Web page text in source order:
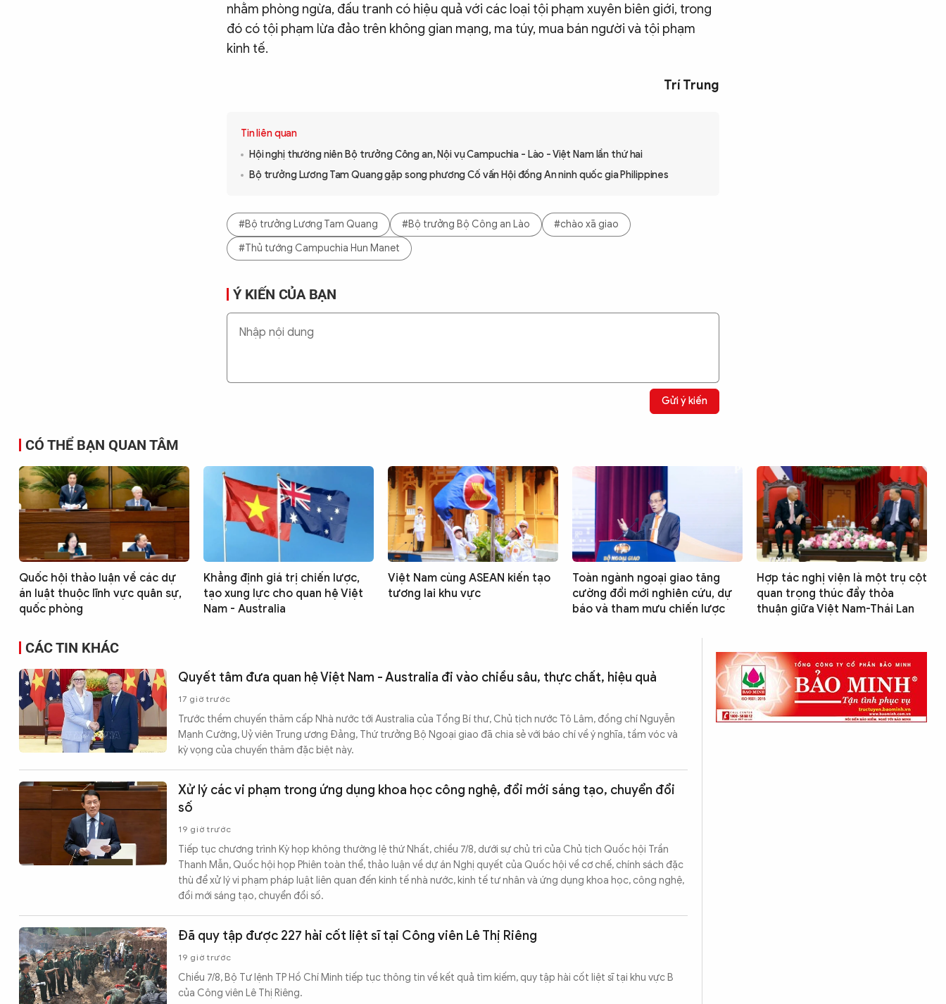
nhằm phòng ngừa, đấu tranh có hiệu quả với các loại tội phạm xuyên biên giới, trong
đó có tội phạm lừa đảo trên không gian mạng, ma túy, mua bán người và tội phạm
kinh tế.
Trí Trung
Tin liên quan
Hội nghị thường niên Bộ trưởng Công an, Nội vụ Campuchia - Lào - Việt Nam lần thứ hai
Bộ trưởng Lương Tam Quang gặp song phương Cố vấn Hội đồng An ninh quốc gia Philippines
#Bộ trưởng Lương Tam Quang #Bộ trưởng Bộ Công an Lào
#chào xã giao
#Thủ tướng Campuchia Hun Manet
Ý KIẾN CỦA BẠN
Gửi ý kiến
CÓ THỂ BẠN QUAN TÂM
Quốc hội thảo luận về các dự
án luật thuộc lĩnh vực quân sự,
quốc phòng
Khẳng định giá trị chiến lược,
tạo xung lực cho quan hệ Việt
Nam - Australia
Việt Nam cùng ASEAN kiến tạo
tương lai khu vực
Toàn ngành ngoại giao tăng
cường đổi mới nghiên cứu, dự
báo và tham mưu chiến lược
Hợp tác nghị viện là một trụ cột
quan trọng thúc đẩy thỏa
thuận giữa Việt Nam-Thái Lan
CÁC TIN KHÁC
Quyết tâm đưa quan hệ Việt Nam - Australia đi vào chiều sâu, thực chất, hiệu quả
17 giờ trước
Trước thềm chuyến thăm cấp Nhà nước tới Australia của Tổng Bí thư, Chủ tịch nước Tô Lâm, đồng chí Nguyễn
Mạnh Cường, Uỷ viên Trung ương Đảng, Thứ trưởng Bộ Ngoại giao đã chia sẻ với báo chí về ý nghĩa, tầm vóc và
kỳ vọng của chuyến thăm đặc biệt này.
Xử lý các vi phạm trong ứng dụng khoa học công nghệ, đổi mới sáng tạo, chuyển đổi
số
19 giờ trước
Tiếp tục chương trình Kỳ họp không thường lệ thứ Nhất, chiều 7/8, dưới sự chủ trì của Chủ tịch Quốc hội Trần
Thanh Mẫn, Quốc hội họp Phiên toàn thể, thảo luận về dự án Nghị quyết của Quốc hội về cơ chế, chính sách đặc
thù để xử lý vi phạm pháp luật liên quan đến kinh tế nhà nước, kinh tế tư nhân và ứng dụng khoa học, công nghệ,
đổi mới sáng tạo, chuyển đổi số.
Đã quy tập được 227 hài cốt liệt sĩ tại Công viên Lê Thị Riêng
19 giờ trước
Chiều 7/8, Bộ Tư lệnh TP Hồ Chí Minh tiếp tục thông tin về kết quả tìm kiếm, quy tập hài cốt liệt sĩ tại khu vực B
của Công viên Lê Thị Riêng.